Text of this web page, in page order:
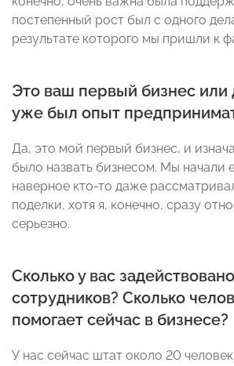
постепенный рост был с одного
результате которого мы пришли к
Это ваш первый бизнес или
уже был опыт
Да, это мой первый бизнес, и
было назвать бизнесом. Мы начали
наверное кто-то даже
поделки, хотя я, конечно, сразу
серьезно.
Сколько у вас задействовано
сотрудников? Сколько
помогает сейчас в бизнесе?
У нас сейчас штат около 20